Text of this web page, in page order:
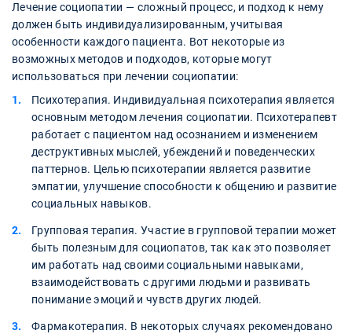
Лечение социопатии — сложный процесс, и подход к нему
должен быть индивидуализированным, учитывая
особенности каждого пациента. Вот некоторые из
возможных методов и подходов, которые могут
использоваться при лечении социопатии:
Психотерапия. Индивидуальная психотерапия является
основным методом лечения социопатии. Психотерапевт
работает с пациентом над осознанием и изменением
деструктивных мыслей, убеждений и поведенческих
паттернов. Целью психотерапии является развитие
эмпатии, улучшение способности к общению и развитие
социальных навыков.
Групповая терапия. Участие в групповой терапии может
быть полезным для социопатов, так как это позволяет
им работать над своими социальными навыками,
взаимодействовать с другими людьми и развивать
понимание эмоций и чувств других людей.
Фармакотерапия. В некоторых случаях рекомендовано